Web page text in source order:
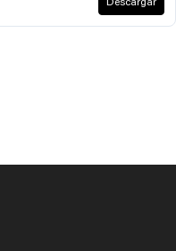
Descargar